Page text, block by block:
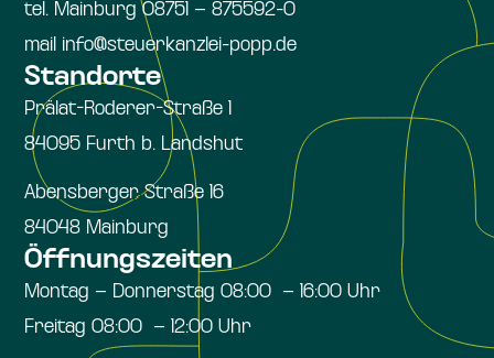
tel. Mainburg 08751 – 875592-0
mail info@steuerkanzlei-popp.de
Standorte
Prälat-Roderer-Straße 1
84095 Furth b. Landshut
Abensberger Straße 16
84048 Mainburg
Öffnungszeiten
Montag – Donnerstag 08:00 – 16:00 Uhr
Freitag 08:00 – 12:00 Uhr